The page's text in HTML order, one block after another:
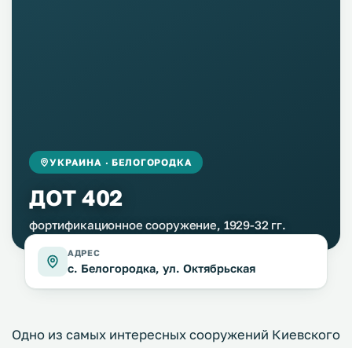
УКРАИНА · БЕЛОГОРОДКА
ДОТ 402
фортификационное сооружение, 1929-32 гг.
АДРЕС
с. Белогородка, ул. Октябрьская
Одно из самых интересных сооружений Киевского